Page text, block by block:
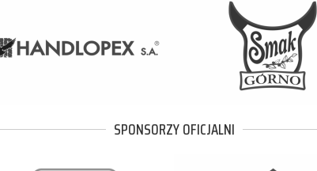
SPONSORZY OFICJALNI